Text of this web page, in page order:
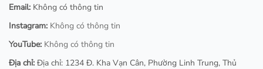
Email: Không có thông tin
Instagram: Không có thông tin
YouTube: Không có thông tin
Địa chỉ: Địa chỉ: 1234 Đ. Kha Vạn Cân, Phường Linh Trung, Thủ